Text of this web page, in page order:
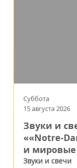
Суббота
15 августа 2026
Звуки и
и
Звуки и свечи